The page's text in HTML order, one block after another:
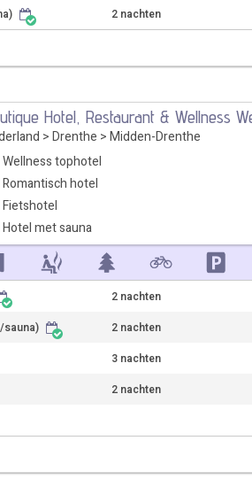
2 nachten
Hotel, Restaurant & Wellness
> Drenthe > Midden-Drenthe
Wellness tophotel
Romantisch hotel
Fietshotel
Hotel met sauna
2 nachten
sauna)
2 nachten
3 nachten
2 nachten